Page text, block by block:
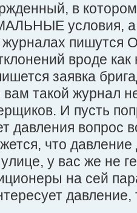
в
условия, а
журналах
вроде
заявка
такой журнал
И пусть
давления вопрос
что
у вас же не
на сей
давление,